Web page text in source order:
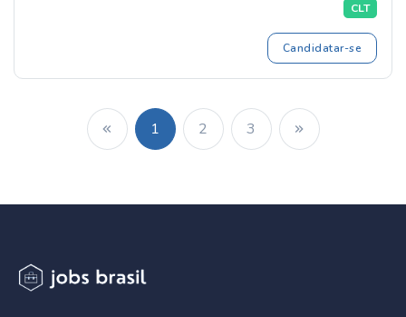
CLT
Candidatar-se
1 2 3